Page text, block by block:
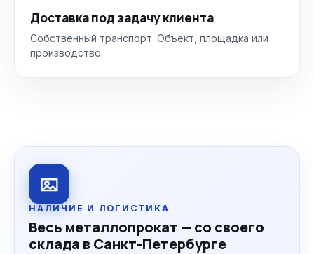
Доставка под задачу клиента
Собственный транспорт. Объект, площадка или
производство.
НАЛИЧИЕ И ЛОГИСТИКА
Весь металлопрокат — со своего
склада в Санкт-Петербурге